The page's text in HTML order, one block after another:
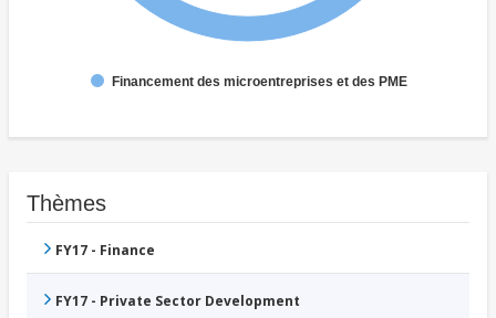
Financement des microentreprises et des PME
Thèmes
FY17 - Finance
FY17 - Private Sector Development